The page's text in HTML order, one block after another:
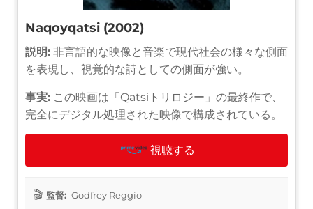
Naqoyqatsi (2002)
説明: 非言語的な映像と音楽で現代社会の様々な側面
を表現し、視覚的な詩としての側面が強い。
事実: この映画は「Qatsiトリロジー」の最終作で、
完全にデジタル処理された映像で構成されている。
視聴する
監督: Godfrey Reggio